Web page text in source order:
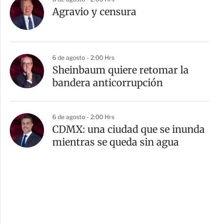
Agravio y censura
6 de agosto - 2:00 Hrs
Sheinbaum quiere retomar la
bandera anticorrupción
6 de agosto - 2:00 Hrs
CDMX: una ciudad que se inunda
mientras se queda sin agua